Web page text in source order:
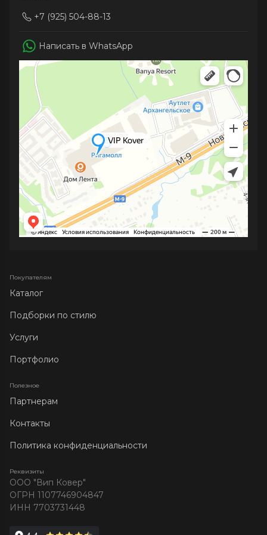
+7 (925) 504-88-13
Написать в WhatsApp
Покупателям
Каталог
Подборки по стилю
Услуги
Портфолио
Полезное
Партнерам
Контакты
Политика конфиденциальности
Реквизиты
ООО "Вип Ковер"
ОГРН 1107746904847
ИНН 7703731448